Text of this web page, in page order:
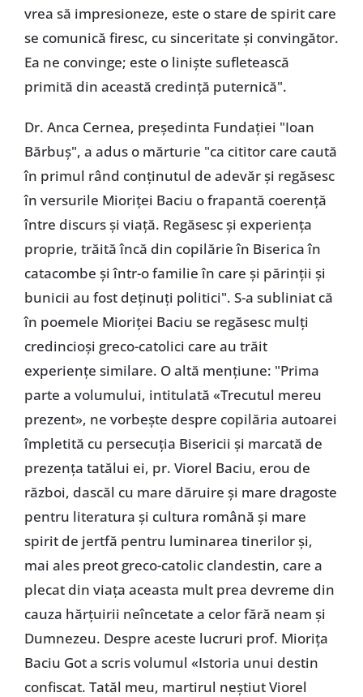
vrea să impresioneze, este o stare de spirit care
se comunică firesc, cu sinceritate și convingător.
Ea ne convinge; este o liniște sufletească
primită din această credință puternică".
Dr. Anca Cernea, președinta Fundației "Ioan
Bărbuș", a adus o mărturie "ca cititor care caută
în primul rând conținutul de adevăr și regăsesc
în versurile Mioriței Baciu o frapantă coerență
între discurs și viață. Regăsesc și experiența
proprie, trăită încă din copilărie în Biserica în
catacombe și într-o familie în care și părinții și
bunicii au fost deținuți politici". S-a subliniat că
în poemele Mioriței Baciu se regăsesc mulți
credincioși greco-catolici care au trăit
experiențe similare. O altă mențiune: "Prima
parte a volumului, intitulată «Trecutul mereu
prezent», ne vorbește despre copilăria autoarei
împletită cu persecuția Bisericii și marcată de
prezența tatălui ei, pr. Viorel Baciu, erou de
război, dascăl cu mare dăruire și mare dragoste
pentru literatura și cultura română și mare
spirit de jertfă pentru luminarea tinerilor și,
mai ales preot greco-catolic clandestin, care a
plecat din viața aceasta mult prea devreme din
cauza hărțuirii neîncetate a celor fără neam și
Dumnezeu. Despre aceste lucruri prof. Miorița
Baciu Got a scris volumul «Istoria unui destin
confiscat. Tatăl meu, martirul neștiut Viorel